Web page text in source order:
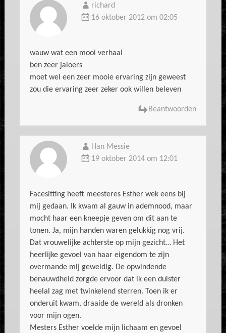
richard
16 oktober 2012 om 02:05
wauw wat een mooi verhaal
ben zeer jaloers
moet wel een zeer mooie ervaring zijn geweest
zou die ervaring zeer zeker ook willen beleven
Beantwoorden
Han Messie
19 oktober 2014 om 12:01
Facesitting heeft meesteres Esther wek eens bij
mij gedaan. Ik kwam al gauw in ademnood, maar
mocht haar een kneepje geven om dit aan te
tonen. Ja, mijn handen waren gelukkig nog vrij.
Dat vrouwelijke achterste op mijn gezicht… Het
heerlijke gevoel van haar eigendom te zijn
overmande mij geweldig. De opwindende
benauwdheid zorgde ervoor dat ik een duister
heelal zag met twinkelend sterren. Toen ik er
onderuit kwam, draaide de wereld als dronken
voor mijn ogen.
Mesters Esther voelde mijn lichaam en gevoel